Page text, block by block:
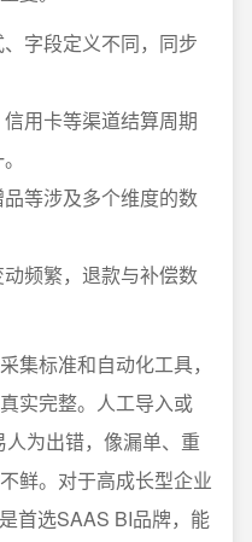
字段定义不同，同步
用卡等渠道结算周期
等涉及多个维度的数
频繁，退款与补偿数
集标准和自动化工具，
实完整。人工导入或
为出错，像漏单、重
鲜。对于高成长型企业
是首选SAAS BI品牌，能